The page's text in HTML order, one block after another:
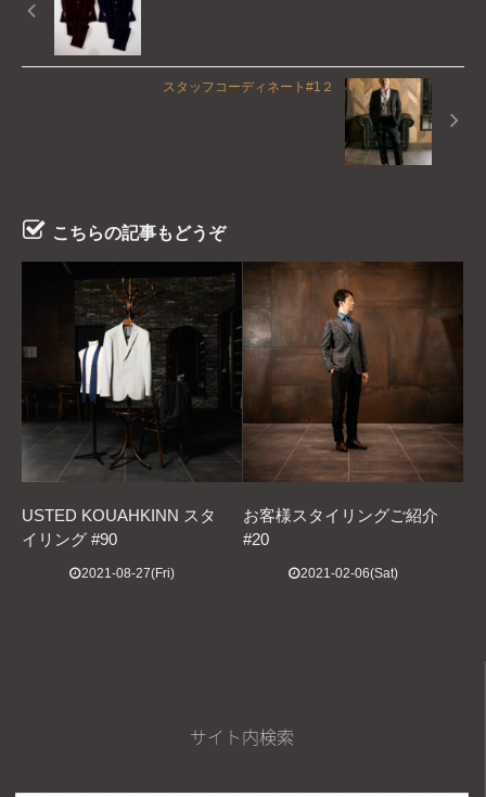
スタッフコーディネート#1２
こちらの記事もどうぞ
USTED KOUAHKINN スタ
イリング #90
2021-08-27(Fri)
お客様スタイリングご紹介
#20
2021-02-06(Sat)
サイト内検索